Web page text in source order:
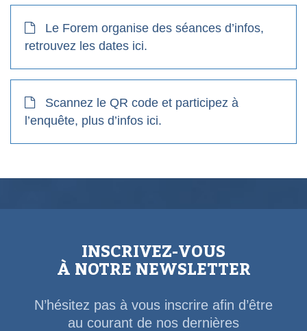
Le Forem organise des séances d’infos,
retrouvez les dates ici.
Scannez le QR code et participez à
l’enquête, plus d’infos ici.
INSCRIVEZ-VOUS
À NOTRE NEWSLETTER
N’hésitez pas à vous inscrire afin d’être
au courant de nos dernières